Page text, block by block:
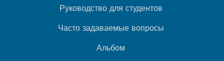
Руководство для студентов
Часто задаваемые вопросы
Альбом